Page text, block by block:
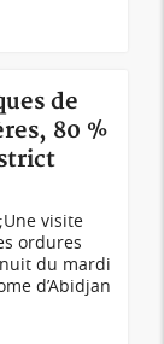
de
80 %
visite
ordures
du mardi
d’Abidjan